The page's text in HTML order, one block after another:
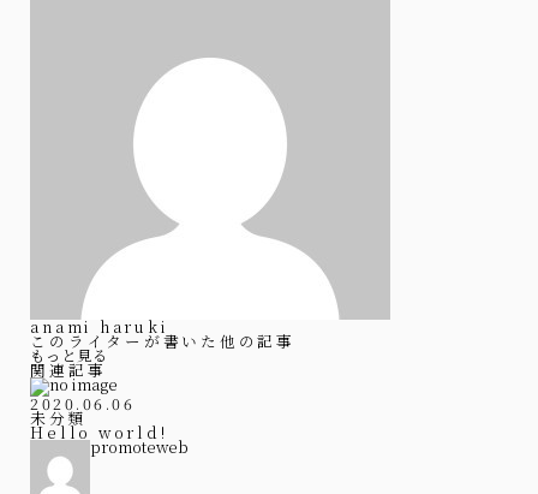
anami haruki
このライターが書いた他の記事
もっと見る
関連記事
2020.06.06
未分類
Hello world!
promoteweb